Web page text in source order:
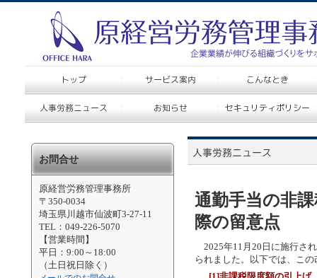
通勤手当の非
際の留意点
2025年11月20日に施行さ
られました。以下では、こ
お問合せ
原経営労務管理事務所
〒350-0034
埼玉県川越市仙波町3-27-11
TEL：049-226-5070
【営業時間】
平日：9:00～18:00
（土日祝日除く）